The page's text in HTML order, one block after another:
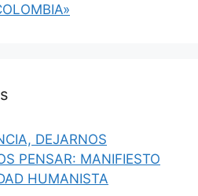
DEJARNOS
PENSAR: MANIFIESTO
HUMANISTA